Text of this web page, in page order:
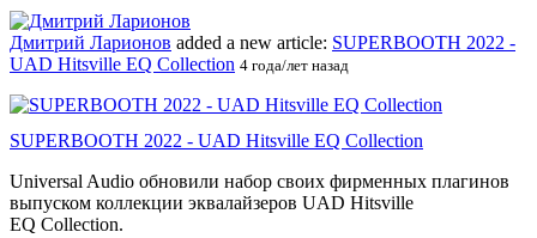
Дмитрий Ларионов added a new article: SUPERBOOTH 2022 -
UAD Hitsville EQ Collection 4 года/лет назад
SUPERBOOTH 2022 - UAD Hitsville EQ Collection
Universal Audio обновили набор своих фирменных плагинов
выпуском коллекции эквалайзеров UAD Hitsville
EQ Collection.